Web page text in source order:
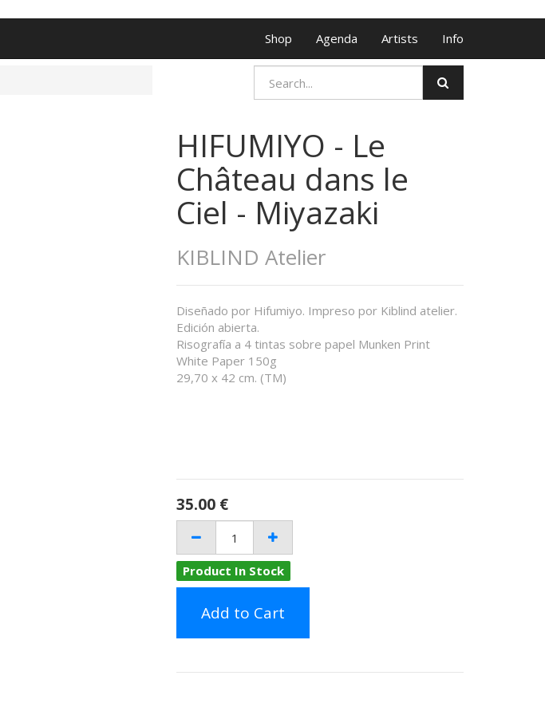
Shop Agenda Artists Info
HIFUMIYO - Le
Château dans le
Ciel - Miyazaki
KIBLIND Atelier
Diseñado por Hifumiyo. Impreso por Kiblind atelier.
Edición abierta.
Risografía a 4 tintas sobre papel Munken Print
White Paper 150g
29,70 x 42 cm. (TM)
35.00 €
Product In Stock
Add to Cart